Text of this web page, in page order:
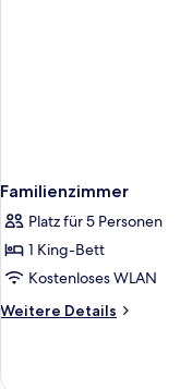
Familienzimmer
Platz für 5 Personen
1 King-Bett
Kostenloses WLAN
Weitere Details
Weitere